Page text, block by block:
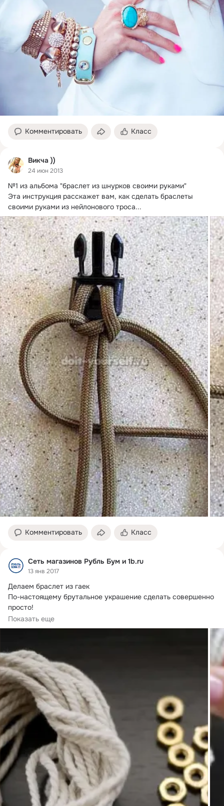
Комментировать Класс
Викча ))
24 июн 2013
№1 из альбома "браслет из шнурков своими руками"
Эта инструкция расскажет вам, как сделать браслеты
своими руками из нейлонового троса...
Комментировать Класс
Сеть магазинов Рубль Бум и 1b.ru
13 янв 2017
Делаем браслет из гаек
По-настоящему брутальное украшение сделать совершенно
просто!
Вам понадобится:
- 3 нити длиной примерно метр (можете взять хлопковые, а
Показать еще